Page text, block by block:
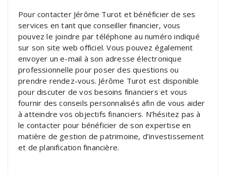
Pour contacter Jérôme Turot et bénéficier de ses
services en tant que conseiller financier, vous
pouvez le joindre par téléphone au numéro indiqué
sur son site web officiel. Vous pouvez également
envoyer un e-mail à son adresse électronique
professionnelle pour poser des questions ou
prendre rendez-vous. Jérôme Turot est disponible
pour discuter de vos besoins financiers et vous
fournir des conseils personnalisés afin de vous aider
à atteindre vos objectifs financiers. N’hésitez pas à
le contacter pour bénéficier de son expertise en
matière de gestion de patrimoine, d’investissement
et de planification financière.